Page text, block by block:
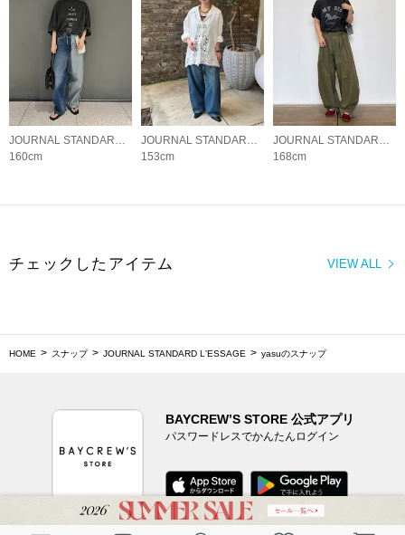
160cm
153cm
168cm
VIEW ALL
チェックしたアイテム
HOME スナップ JOURNAL STANDARD L'ESSAGE yasuのスナップ
BAYCREW’S STORE 公式アプリ
パスワードレスでかんたんログイン